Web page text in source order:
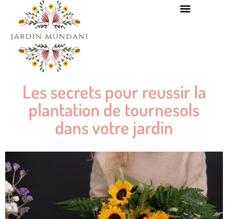
Les secrets pour reussir la
plantation de tournesols
dans votre jardin